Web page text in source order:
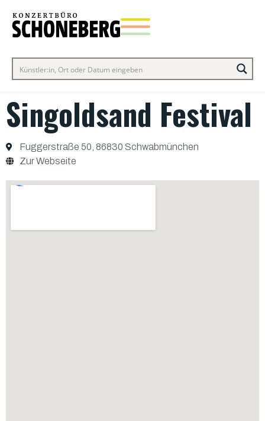
Singoldsand Festival
Fuggerstraße 50, 86830 Schwabmünchen
Zur Webseite